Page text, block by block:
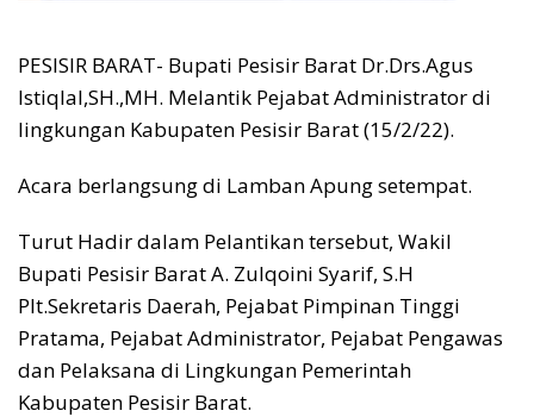
PESISIR BARAT- Bupati Pesisir Barat Dr.Drs.Agus
Istiqlal,SH.,MH. Melantik Pejabat Administrator di
lingkungan Kabupaten Pesisir Barat (15/2/22).
Acara berlangsung di Lamban Apung setempat.
Turut Hadir dalam Pelantikan tersebut, Wakil
Bupati Pesisir Barat A. Zulqoini Syarif, S.H
Plt.Sekretaris Daerah, Pejabat Pimpinan Tinggi
Pratama, Pejabat Administrator, Pejabat Pengawas
dan Pelaksana di Lingkungan Pemerintah
Kabupaten Pesisir Barat.